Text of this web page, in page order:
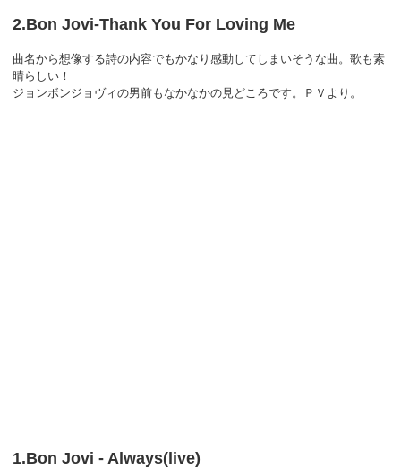
2.Bon Jovi-Thank You For Loving Me
曲名から想像する詩の内容でもかなり感動してしまいそうな曲。歌も素
晴らしい！
ジョンボンジョヴィの男前もなかなかの見どころです。ＰＶより。
1.Bon Jovi - Always(live)